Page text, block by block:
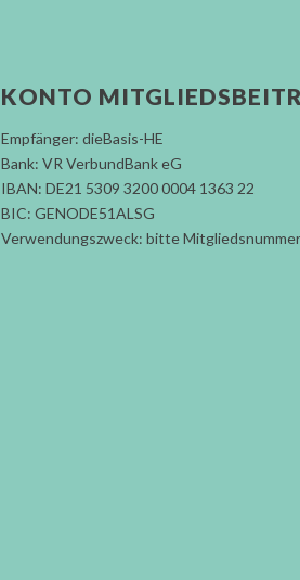
KONTO
Empfänger: dieBasis-HE
Bank: VR VerbundBank eG
IBAN: DE21 5309 3200 0004 1363 22
BIC: GENODE51ALSG
Verwendungszweck: bitte